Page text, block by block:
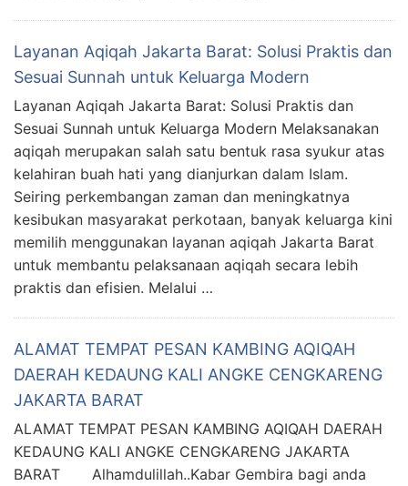
Layanan Aqiqah Jakarta Barat: Solusi Praktis dan
Sesuai Sunnah untuk Keluarga Modern
Layanan Aqiqah Jakarta Barat: Solusi Praktis dan
Sesuai Sunnah untuk Keluarga Modern Melaksanakan
aqiqah merupakan salah satu bentuk rasa syukur atas
kelahiran buah hati yang dianjurkan dalam Islam.
Seiring perkembangan zaman dan meningkatnya
kesibukan masyarakat perkotaan, banyak keluarga kini
memilih menggunakan layanan aqiqah Jakarta Barat
untuk membantu pelaksanaan aqiqah secara lebih
praktis dan efisien. Melalui …
ALAMAT TEMPAT PESAN KAMBING AQIQAH
DAERAH KEDAUNG KALI ANGKE CENGKARENG
JAKARTA BARAT
ALAMAT TEMPAT PESAN KAMBING AQIQAH DAERAH
KEDAUNG KALI ANGKE CENGKARENG JAKARTA
BARAT Alhamdulillah..Kabar Gembira bagi anda